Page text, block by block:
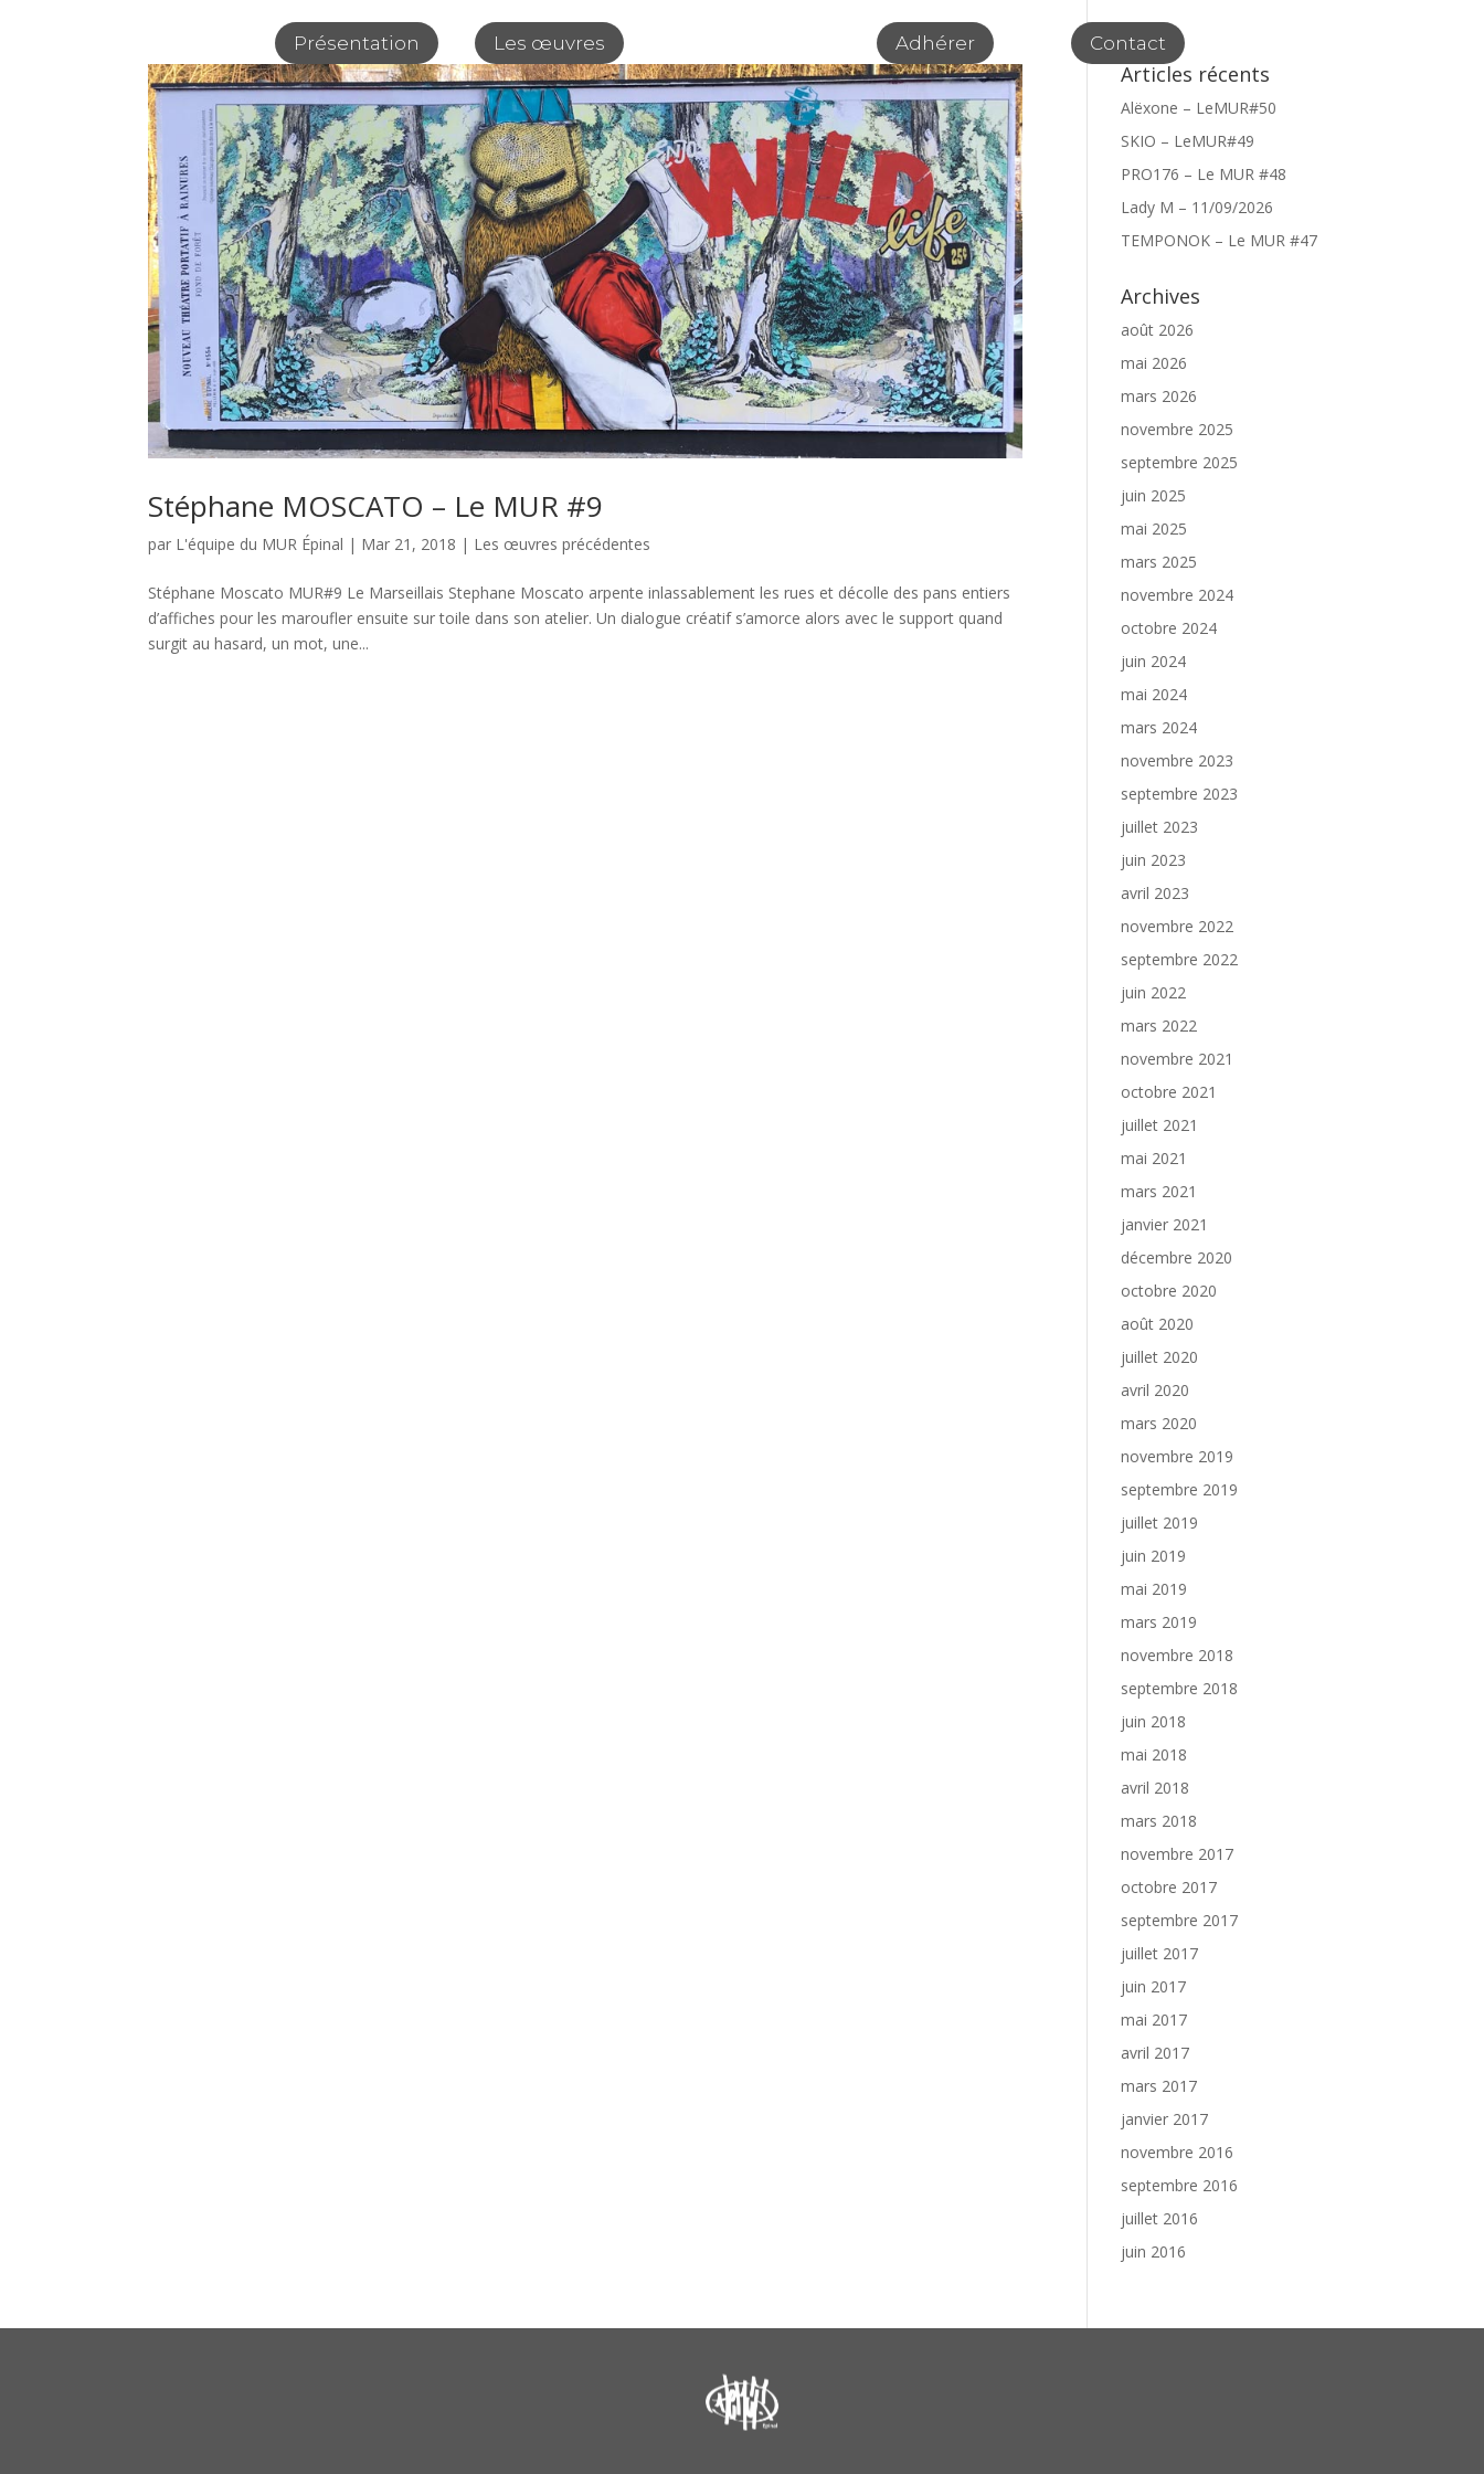
Présentation Les œuvres Adhérer Contact
Stéphane MOSCATO – Le MUR #9
par L'équipe du MUR Épinal | Mar 21, 2018 | Les œuvres précédentes
Stéphane Moscato MUR#9 Le Marseillais Stephane Moscato arpente inlassablement les rues et décolle des pans entiers
d’affiches pour les maroufler ensuite sur toile dans son atelier. Un dialogue créatif s’amorce alors avec le support quand
surgit au hasard, un mot, une...
Articles récents
Alëxone – LeMUR#50
SKIO – LeMUR#49
PRO176 – Le MUR #48
Lady M – 11/09/2026
TEMPONOK – Le MUR #47
Archives
août 2026
mai 2026
mars 2026
novembre 2025
septembre 2025
juin 2025
mai 2025
mars 2025
novembre 2024
octobre 2024
juin 2024
mai 2024
mars 2024
novembre 2023
septembre 2023
juillet 2023
juin 2023
avril 2023
novembre 2022
septembre 2022
juin 2022
mars 2022
novembre 2021
octobre 2021
juillet 2021
mai 2021
mars 2021
janvier 2021
décembre 2020
octobre 2020
août 2020
juillet 2020
avril 2020
mars 2020
novembre 2019
septembre 2019
juillet 2019
juin 2019
mai 2019
mars 2019
novembre 2018
septembre 2018
juin 2018
mai 2018
avril 2018
mars 2018
novembre 2017
octobre 2017
septembre 2017
juillet 2017
juin 2017
mai 2017
avril 2017
mars 2017
janvier 2017
novembre 2016
septembre 2016
juillet 2016
juin 2016